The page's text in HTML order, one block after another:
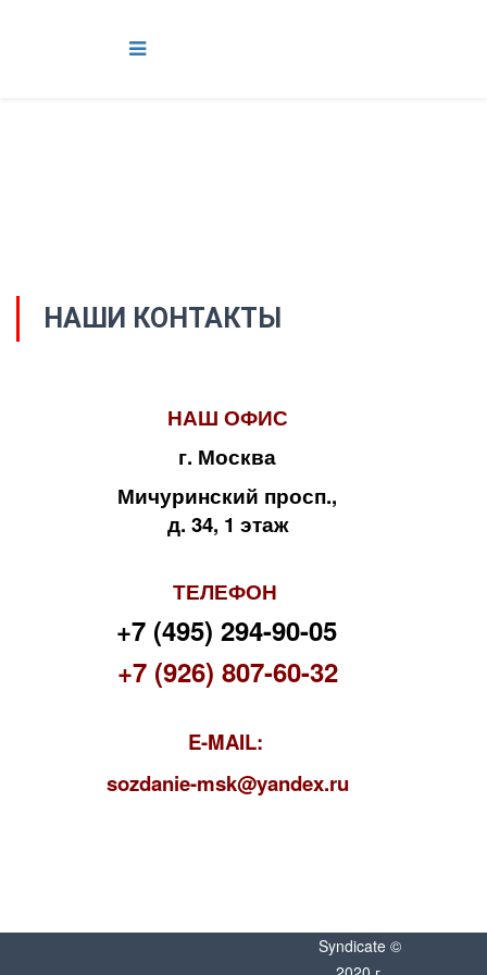
НАШИ КОНТАКТЫ
НАШ ОФИС
г. Москва
Мичуринский просп.,
д. 34, 1 этаж
ТЕЛЕФОН
+7 (495) 294-90-05
+7 (926) 807-60-32
E-MAIL:
sozdanie-msk@yandex.ru
Syndicate ©